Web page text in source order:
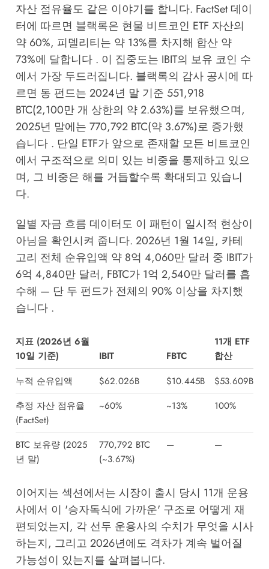
자산 점유율도 같은 이야기를 합니다. FactSet 데이
터에 따르면 블랙록은 현물 비트코인 ETF 자산의
약 60%, 피델리티는 약 13%를 차지해 합산 약
73%에 달합니다 . 이 집중도는 IBIT의 보유 코인 수
에서 가장 두드러집니다. 블랙록의 감사 공시에 따
르면 동 펀드는 2024년 말 기준 551,918
BTC(2,100만 개 상한의 약 2.63%)를 보유했으며,
2025년 말에는 770,792 BTC(약 3.67%)로 증가했
습니다 . 단일 ETF가 앞으로 존재할 모든 비트코인
에서 구조적으로 의미 있는 비중을 통제하고 있으
며, 그 비중은 해를 거듭할수록 확대되고 있습니
다.
일별 자금 흐름 데이터도 이 패턴이 일시적 현상이
아님을 확인시켜 줍니다. 2026년 1월 14일, 카테
고리 전체 순유입액 약 8억 4,060만 달러 중 IBIT가
6억 4,840만 달러, FBTC가 1억 2,540만 달러를 흡
수해 — 단 두 펀드가 전체의 90% 이상을 차지했
습니다 .
지표 (2026년 6월
10일 기준)
IBIT FBTC
11개 ETF
합산
누적 순유입액
$62.026B $10.445B
$53.609B
추정 자산 점유율
(FactSet)
~60% ~13% 100%
BTC 보유량 (2025
년 말)
770,792 BTC
(~3.67%)
— —
이어지는 섹션에서는 시장이 출시 당시 11개 운용
사에서 이 '승자독식에 가까운' 구조로 어떻게 재
편되었는지, 각 선두 운용사의 수치가 무엇을 시사
하는지, 그리고 2026년에도 격차가 계속 벌어질
가능성이 있는지를 살펴봅니다.